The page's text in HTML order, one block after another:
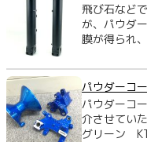
飛び石など
が、パウダ
膜が得られ
パウダーコ
パウダーコ
介させてい
グリーン